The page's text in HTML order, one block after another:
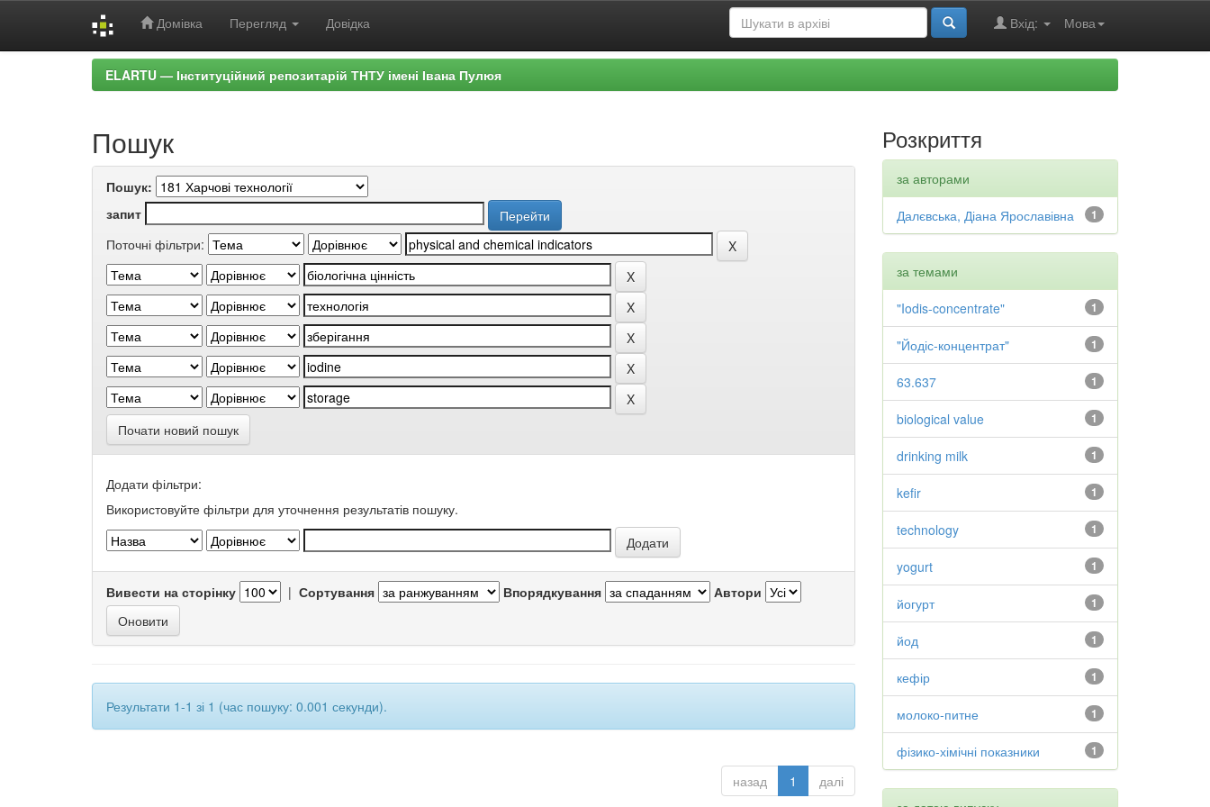
Домівка Перегляд Довідка Мова
Вхід:
ELARTU — Інституційний репозитарій ТНТУ імені Івана Пулюя
Пошук
Пошук:
запит
Поточні фільтри:
Почати новий пошук
Додати фільтри:
Використовуйте фільтри для уточнення результатів пошуку.
Вивести на сторінку | Сортування Впорядкування Автори
Результати 1-1 зі 1 (час пошуку: 0.001 секунди).
назад 1 далі
Розкриття
за авторами
1
Далєвська, Діана Ярославівна
за темами
1
"Iodis-concentrate"
1
"Йодіс-концентрат"
1
63.637
1
biological value
1
drinking milk
1
kefir
1
technology
1
yogurt
1
йогурт
1
йод
1
кефір
1
молоко-питне
1
фізико-хімічні показники